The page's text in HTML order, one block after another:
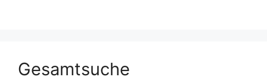
Gesamtsuche